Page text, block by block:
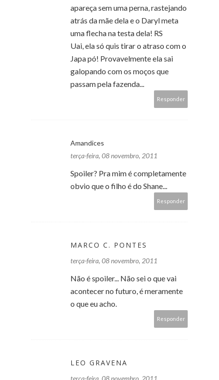
apareça sem uma perna, rastejando
atrás da mãe dela e o Daryl meta
uma flecha na testa dela! RS
Uai, ela só quis tirar o atraso com o
Japa pó! Provavelmente ela sai
galopando com os moços que
passam pela fazenda...
Responder
Amandices
terça-feira, 08 novembro, 2011
Spoiler? Pra mim é completamente
obvio que o filho é do Shane...
Responder
MARCO C. PONTES
terça-feira, 08 novembro, 2011
Não é spoiler... Não sei o que vai
acontecer no futuro, é meramente
o que eu acho.
Responder
LEO GRAVENA
terça-feira, 08 novembro, 2011